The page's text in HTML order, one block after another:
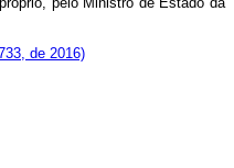
pelo Ministro de Estado da
de 2016)